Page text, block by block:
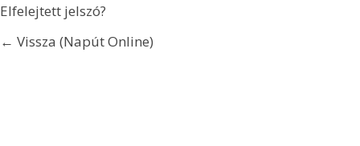
Elfelejtett jelszó?
← Vissza (Napút Online)